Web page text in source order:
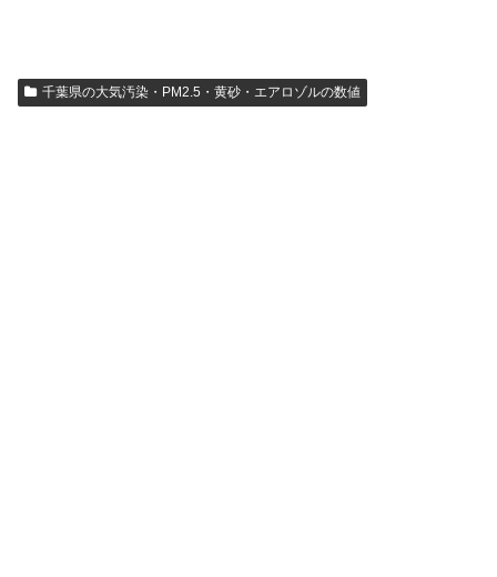
千葉県の大気汚染・PM2.5・黄砂・エアロゾルの数値